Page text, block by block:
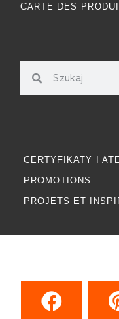
CARTE DES
CERTYFIKATY I
PROMOTIONS
PROJETS ET